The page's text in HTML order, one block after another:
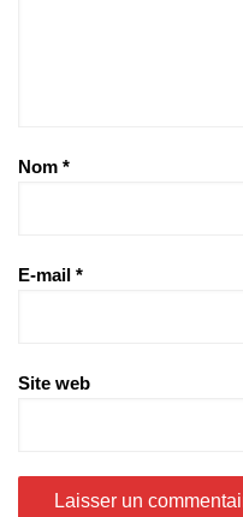
Nom *
E-mail *
Site web